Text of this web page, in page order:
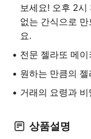
보세요! 오후 2
없는 간식으로
요.
전문 젤라또 메
원하는 만큼의
거래의 요령과
상품설명